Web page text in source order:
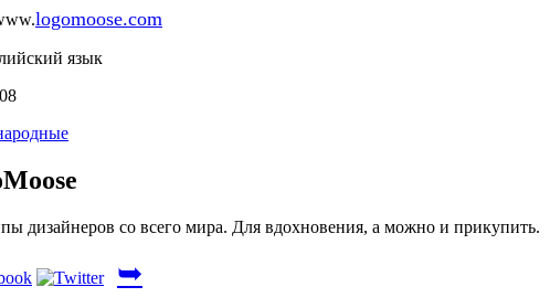
logomoose.com
язык
дизайнеров со всего мира. Для вдохновения, а можно и прикупить.
➥